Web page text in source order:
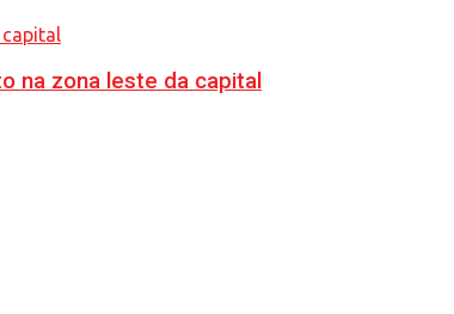
na zona leste da capital